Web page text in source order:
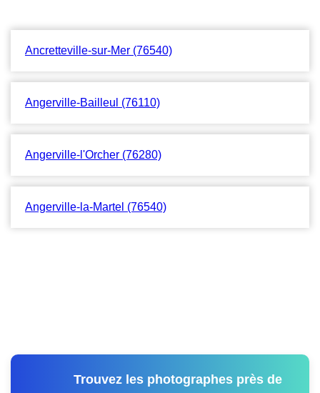
Ancretteville-sur-Mer (76540)
Angerville-Bailleul (76110)
Angerville-l'Orcher (76280)
Angerville-la-Martel (76540)
Trouvez les photographes près de